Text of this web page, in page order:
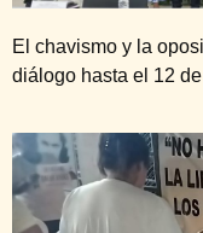
El chavismo y la
diálogo hasta el 12